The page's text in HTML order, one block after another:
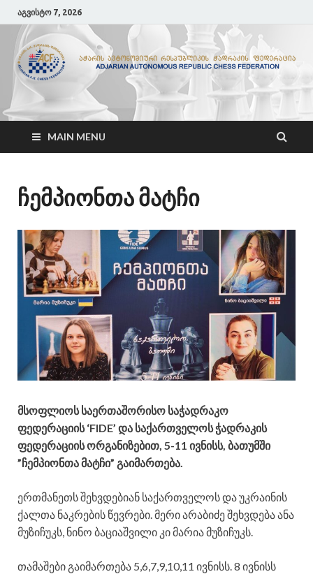
აგვისტო 7, 2026
ACF
აჭარის ჭადრაკის ფედერაცია
MAIN MENU
ჩემპიონთა მატჩი
მსოფლიოს საერთაშორისო საჭადრაკო
ფედერაციის ‘FIDE’ და საქართველოს ჭადრაკის
ფედერაციის ორგანიზებით, 5-11 ივნისს, ბათუმში
”ჩემპიონთა მატჩი” გაიმართება.
ერთმანეთს შეხვდებიან საქართველოს და უკრაინის
ქალთა ნაკრების წევრები. მერი არაბიძე შეხვდება ანა
მუზიჩუკს, ნინო ბაციაშვილი კი მარია მუზიჩუკს.
თამაშები გაიმართება 5,6,7,9,10,11 ივნისს. 8 ივნისს